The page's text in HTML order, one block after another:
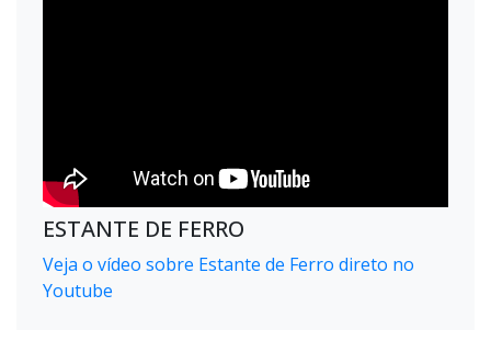
ESTANTE DE FERRO
Veja o vídeo sobre Estante de Ferro direto no
Youtube